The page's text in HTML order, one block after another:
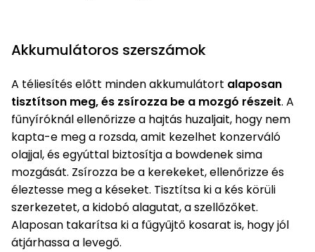
Hólapát
és
kiegészítő
Növényápolási
kellékek
Permetező
Akkumulátoros szerszámok
A téliesítés előtt minden akkumulátort alaposan
tisztítson meg, és zsírozza be a mozgó részeit. A
fűnyíróknál ellenőrizze a hajtás huzaljait, hogy nem
kapta-e meg a rozsda, amit kezelhet konzerváló
olajjal, és egyúttal biztosítja a bowdenek sima
mozgását. Zsírozza be a kerekeket, ellenőrizze és
éleztesse meg a késeket. Tisztítsa ki a kés körüli
szerkezetet, a kidobó alagutat, a szellőzőket.
Alaposan takarítsa ki a fűgyűjtő kosarat is, hogy jól
átjárhassa a levegő.